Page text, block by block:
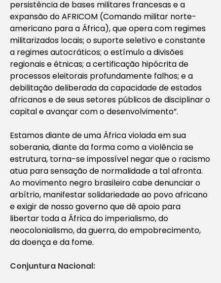
persistência de bases militares francesas e a
expansão do AFRICOM (Comando militar norte-
americano para a África), que opera com regimes
militarizados locais; o suporte seletivo e constante
a regimes autocráticos; o estímulo a divisões
regionais e étnicas; a certificação hipócrita de
processos eleitorais profundamente falhos; e a
debilitação deliberada da capacidade de estados
africanos e de seus setores públicos de disciplinar o
capital e avançar com o desenvolvimento”.
Estamos diante de uma África violada em sua
soberania, diante da forma como a violência se
estrutura, torna-se impossível negar que o racismo
atua para sensação de normalidade a tal afronta.
Ao movimento negro brasileiro cabe denunciar o
arbítrio, manifestar solidariedade ao povo africano
e exigir de nosso governo que dê apoio para
libertar toda a África do imperialismo, do
neocolonialismo, da guerra, do empobrecimento,
da doença e da fome.
Conjuntura Nacional: